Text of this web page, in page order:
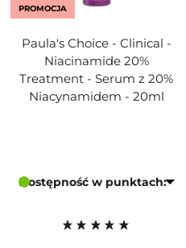
PROMOCJA
Paula's Choice - Clinical -
Niacinamide 20%
Treatment - Serum z 20%
Niacynamidem - 20ml
Dostępność w punktach: